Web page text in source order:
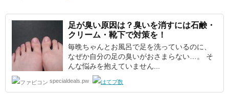
足が臭い原因は？臭いを消すには石鹸・
クリーム・靴下で対策を！
毎晩ちゃんとお風呂で足を洗っているのに、
なぜか自分の足の臭いがおさまらない…。 そ
んな悩みを抱えていません...
specialdeals.pw